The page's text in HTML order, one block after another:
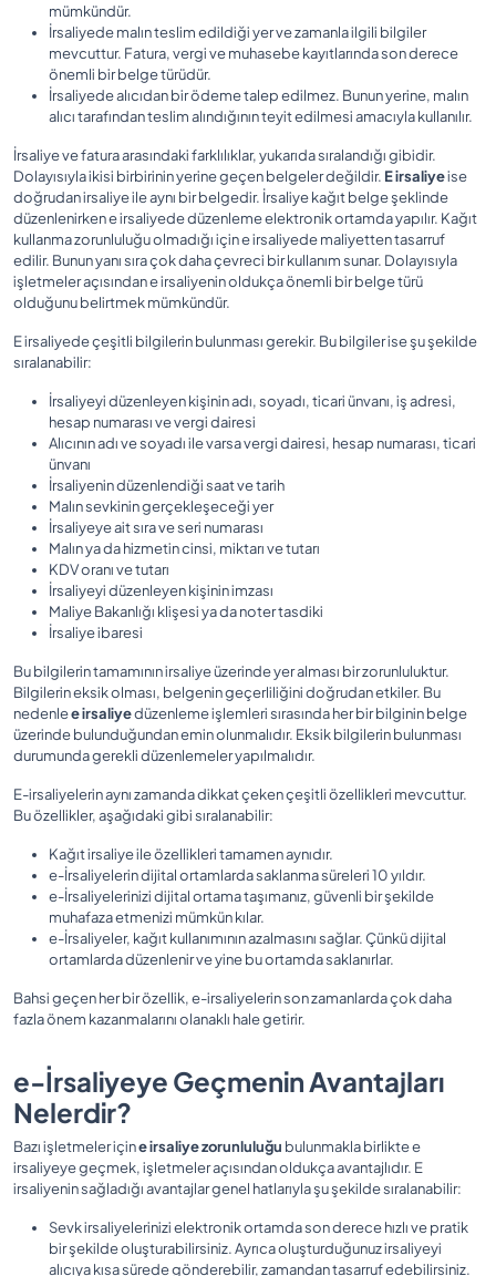
mümkündür.
İrsaliyede malın teslim edildiği yer ve zamanla ilgili bilgiler
mevcuttur. Fatura, vergi ve muhasebe kayıtlarında son derece
önemli bir belge türüdür.
İrsaliyede alıcıdan bir ödeme talep edilmez. Bunun yerine, malın
alıcı tarafından teslim alındığının teyit edilmesi amacıyla kullanılır.
İrsaliye ve fatura arasındaki farklılıklar, yukarıda sıralandığı gibidir.
Dolayısıyla ikisi birbirinin yerine geçen belgeler değildir. E irsaliyeise
doğrudan irsaliye ile aynı bir belgedir. İrsaliye kağıt belge şeklinde
düzenlenirken e irsaliyede düzenleme elektronik ortamda yapılır. Kağıt
kullanma zorunluluğu olmadığı için e irsaliyede maliyetten tasarruf
edilir. Bunun yanı sıra çok daha çevreci bir kullanım sunar. Dolayısıyla
işletmeler açısından e irsaliyenin oldukça önemli bir belge türü
olduğunu belirtmek mümkündür.
E irsaliyede çeşitli bilgilerin bulunması gerekir. Bu bilgiler ise şu şekilde
sıralanabilir:
İrsaliyeyi düzenleyen kişinin adı, soyadı, ticari ünvanı, iş adresi,
hesap numarası ve vergi dairesi
Alıcının adı ve soyadı ile varsa vergi dairesi, hesap numarası, ticari
ünvanı
İrsaliyenin düzenlendiği saat ve tarih
Malın sevkinin gerçekleşeceği yer
İrsaliyeye ait sıra ve seri numarası
Malın ya da hizmetin cinsi, miktarı ve tutarı
KDV oranı ve tutarı
İrsaliyeyi düzenleyen kişinin imzası
Maliye Bakanlığı klişesi ya da noter tasdiki
İrsaliye ibaresi
Bu bilgilerin tamamının irsaliye üzerinde yer alması bir zorunluluktur.
Bilgilerin eksik olması, belgenin geçerliliğini doğrudan etkiler. Bu
nedenlee irsaliyedüzenleme işlemleri sırasında her bir bilginin belge
üzerinde bulunduğundan emin olunmalıdır. Eksik bilgilerin bulunması
durumunda gerekli düzenlemeler yapılmalıdır.
E-irsaliyelerin aynı zamanda dikkat çeken çeşitli özellikleri mevcuttur.
Bu özellikler, aşağıdaki gibi sıralanabilir:
Kağıt irsaliye ile özellikleri tamamen aynıdır.
e-İrsaliyelerin dijital ortamlarda saklanma süreleri 10 yıldır.
e-İrsaliyelerinizi dijital ortama taşımanız, güvenli bir şekilde
muhafaza etmenizi mümkün kılar.
e-İrsaliyeler, kağıt kullanımının azalmasını sağlar. Çünkü dijital
ortamlarda düzenlenir ve yine bu ortamda saklanırlar.
Bahsi geçen her bir özellik, e-irsaliyelerin son zamanlarda çok daha
fazla önem kazanmalarını olanaklı hale getirir.
e-İrsaliyeye Geçmenin Avantajları
Nelerdir?
Bazı işletmeler içine irsaliye zorunluluğu bulunmakla birlikte e
irsaliyeye geçmek, işletmeler açısından oldukça avantajlıdır. E
irsaliyenin sağladığı avantajlar genel hatlarıyla şu şekilde sıralanabilir:
Sevk irsaliyelerinizi elektronik ortamda son derece hızlı ve pratik
bir şekilde oluşturabilirsiniz. Ayrıca oluşturduğunuz irsaliyeyi
alıcıya kısa sürede gönderebilir, zamandan tasarruf edebilirsiniz.